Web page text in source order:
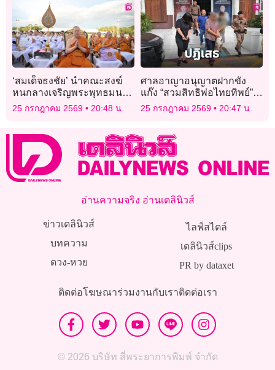
‘สมเด็จธงชัย’ นำคณะสงฆ์
หนกลางเจริญพระพุทธมนต์
นวัคคหายุสมธัมม์ถวาย
‘พระบาทสมเด็จ
25 กรกฎาคม 2569 20:48 น.
ศาลอาญาอนุญาตฝากขัง
แก๊ง “สวมสิทธิพ่อไทยทิพย์”
ปฏิเสธทุกข้อหา ได้ประกัน 3
อีก 1 นอนคุก
25 กรกฎาคม 2569 20:47 น.
อ่านความจริง อ่านเดลินิวส์
ข่าวเดลินิวส์
บทความ
ดวง-หวย
ไลฟ์สไตล์
เดลินิวส์clips
PR by dataxet
ติดต่อโฆษณาร่วมงานกับเราติดต่อเรา
© 2026 บริษัท สี่พระยาการพิมพ์ จำกัด